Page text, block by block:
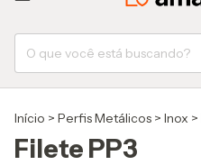
Início > Perfis Metálicos > Inox >
Filete PP3